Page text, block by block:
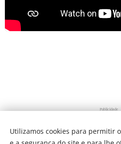
Publicidade
Utilizamos cookies para permitir